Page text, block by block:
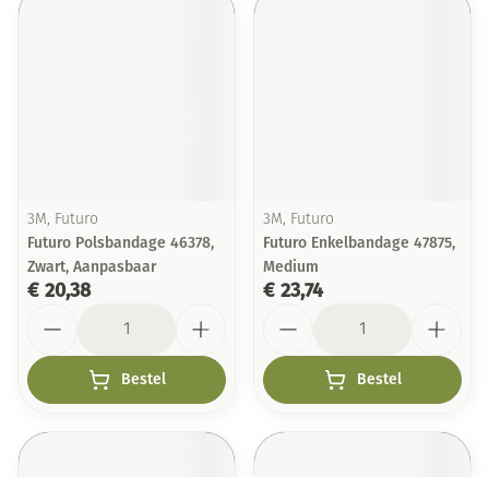
3M, Futuro
Futuro Polsbandage 46378,
Zwart, Aanpasbaar
€ 20,38
Bestel
3M, Futuro
Futuro Enkelbandage 47875,
Medium
€ 23,74
Bestel